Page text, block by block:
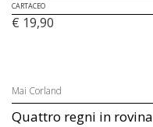
CARTACEO
€ 19,90
Mai Corland
Quattro regni in rovina